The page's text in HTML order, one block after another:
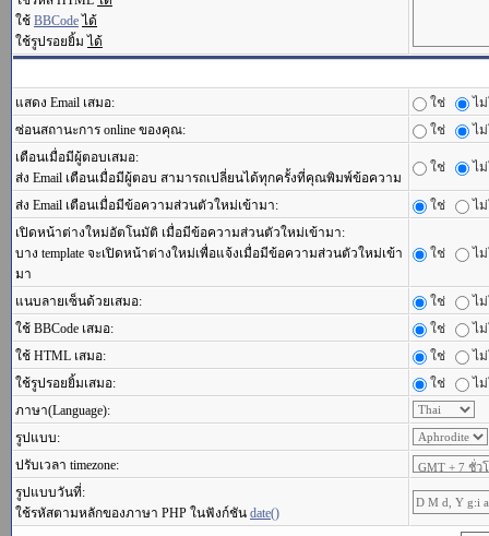
ใช้ BBCode ได้
ใช้รูปรอยยิ้ม ได้
แสดง Email เสมอ: ใช่
ไ
ซ่อนสถานะการ online ของคุณ:
ใช่
ไ
เตือนเมื่อมีผู้ตอบเสมอ:
ส่ง Email เตือนเมื่อมีผู้ตอบ สามารถเปลี่ยนได้ทุกครั้งที่คุณพิมพ์ข้อความ
ใช่ ไ
ส่ง Email เตือนเมื่อมีข้อความส่วนตัวใหม่เข้ามา: ใช่
ไ
เปิดหน้าต่างใหม่อัตโนมัติ เมื่อมีข้อความส่วนตัวใหม่เข้ามา:
บาง template จะเปิดหน้าต่างใหม่เพื่อแจ้งเมื่อมีข้อความส่วนตัวใหม่เข้า
มา
ใช่ ไ
แนบลายเซ็นด้วยเสมอ: ใช่
ไ
ใช้ BBCode เสมอ:
ใช่
ไ
ใช้ HTML เสมอ:
ใช่
ไ
ใช้รูปรอยยิ้มเสมอ:
ใช่
ไ
ภาษา(Language):
รูปแบบ:
ปรับเวลา timezone:
รูปแบบวันที่:
ใช้รหัสตามหลักของภาษา PHP ในฟังก์ชัน date()